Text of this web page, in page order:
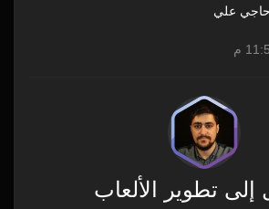
علي
تطوير الألعاب